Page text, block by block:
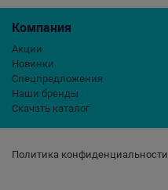
Политика конфиденциальности
Компания
Акции
Новинки
Спецпредложения
Наши бренды
Скачать каталог